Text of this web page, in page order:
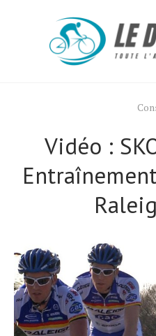
Vidéo :
Actualités
Technologies
Tests de produits